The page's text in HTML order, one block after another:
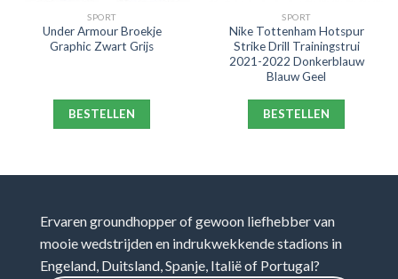
SPORT
Under Armour Broekje
Graphic Zwart Grijs
BESTELLEN
SPORT
Nike Tottenham Hotspur
Strike Drill Trainingstrui
2021-2022 Donkerblauw
Blauw Geel
BESTELLEN
Ervaren groundhopper of gewoon liefhebber van
mooie wedstrijden en indrukwekkende stadions in
Engeland, Duitsland, Spanje, Italië of Portugal?